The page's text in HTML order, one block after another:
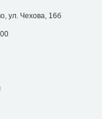
ул. Чехова, 16б